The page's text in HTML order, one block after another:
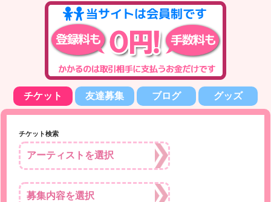
チケット 友達募集 ブログ グッズ
チケット検索